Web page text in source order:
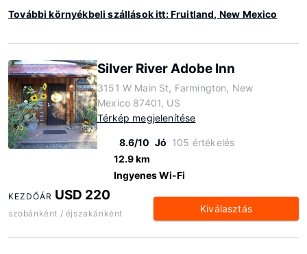
További környékbeli szállások itt: Fruitland, New Mexico
Silver River Adobe Inn
3151 W Main St, Farmington, New
Mexico 87401, US
Térkép megjelenítése
8.6/10 Jó 105 értékelés
12.9 km
Ingyenes Wi-Fi
KEZDŐÁR USD 220
szobánként / éjszakánként Kiválasztás